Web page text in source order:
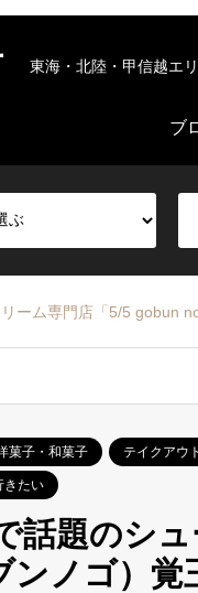
東海・北陸・甲信越エ
ブ
ーム専門店「5/5 gobun
菓子・和菓子 テイクアウト
きたい
話題のシ
ンノゴ）